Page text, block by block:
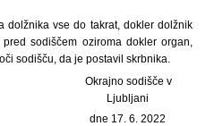
dolžnika vse do takrat, dokler dolžnik
sodiščem oziroma dokler organ,
sodišču, da je postavil skrbnika.
Okrajno sodišče v
Ljubljani
dne 17. 6. 2022